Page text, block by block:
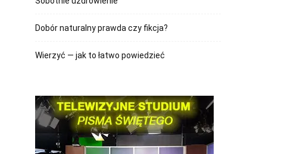
Dobór naturalny prawda czy fikcja?
Wierzyć — jak to łatwo powiedzieć